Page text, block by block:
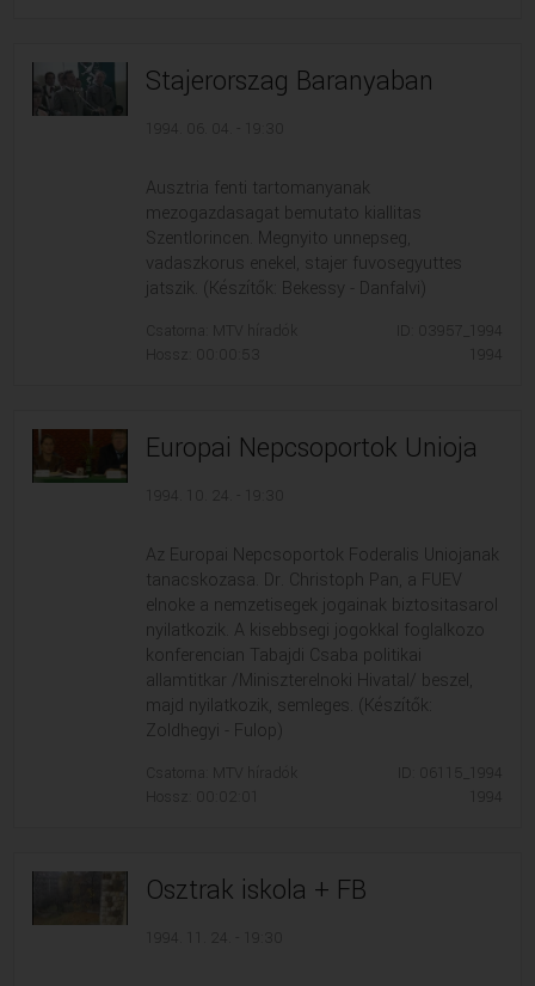
Stajerorszag Baranyaban
1994. 06. 04. - 19:30
Ausztria fenti tartomanyanak
mezogazdasagat bemutato kiallitas
Szentlorincen. Megnyito unnepseg,
vadaszkorus enekel, stajer fuvosegyuttes
jatszik. (Készítők: Bekessy - Danfalvi)
Csatorna: MTV híradók
Hossz: 00:00:53
ID: 03957_1994
1994
Europai Nepcsoportok Unioja
1994. 10. 24. - 19:30
Az Europai Nepcsoportok Foderalis Uniojanak
tanacskozasa. Dr. Christoph Pan, a FUEV
elnoke a nemzetisegek jogainak biztositasarol
nyilatkozik. A kisebbsegi jogokkal foglalkozo
konferencian Tabajdi Csaba politikai
allamtitkar /Miniszterelnoki Hivatal/ beszel,
majd nyilatkozik, semleges. (Készítők:
Zoldhegyi - Fulop)
Csatorna: MTV híradók
Hossz: 00:02:01
ID: 06115_1994
1994
Osztrak iskola + FB
1994. 11. 24. - 19:30